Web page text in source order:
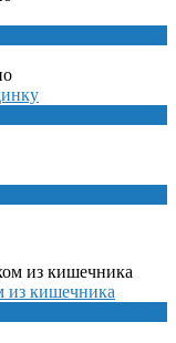
из кишечника